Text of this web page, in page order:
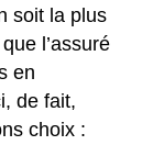
soit la plus
l’assuré
en
de fait,
choix :